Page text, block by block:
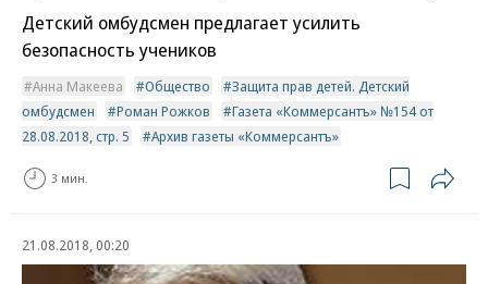
Детский омбудсмен предлагает усилить
безопасность учеников
Анна Макеева Общество
Защита прав детей. Детский
омбудсмен
Роман Рожков
Газета «Коммерсантъ» №154 от
28.08.2018, стр. 5
Архив газеты «Коммерсантъ»
3 мин.
21.08.2018, 00:20